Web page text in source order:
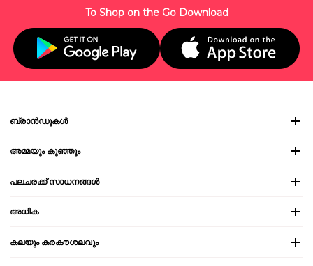
To Shop on the Go Download
ബ്രാൻഡുകൾ
അമ്മയും കുഞ്ഞും
പലചരക്ക് സാധനങ്ങൾ
അധിക
കലയും കരകൗശലവും